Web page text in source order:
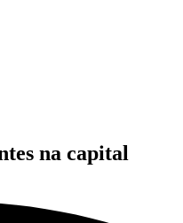
na capital